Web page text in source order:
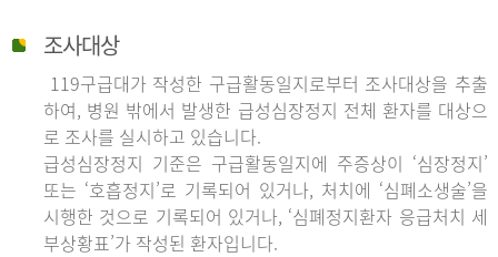
조사대상
119구급대가 작성한 구급활동일지로부터 조사대상을 추출
하여, 병원 밖에서 발생한 급성심장정지 전체 환자를 대상으
로 조사를 실시하고 있습니다.
급성심장정지 기준은 구급활동일지에 주증상이 ‘심장정지’
또는 ‘호흡정지’로 기록되어 있거나, 처치에 ‘심폐소생술’을
시행한 것으로 기록되어 있거나, ‘심폐정지환자 응급처치 세
부상황표’가 작성된 환자입니다.